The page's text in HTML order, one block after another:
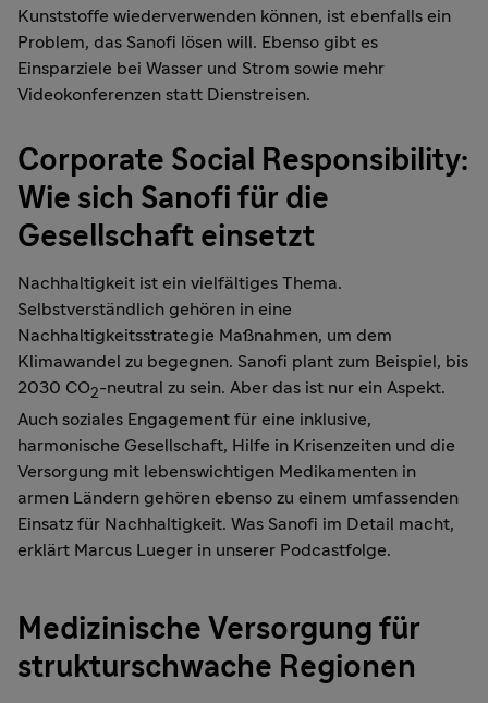
Kunststoffe wiederverwenden können, ist ebenfalls ein
Problem, das Sanofi lösen will. Ebenso gibt es
Einsparziele bei Wasser und Strom sowie mehr
Videokonferenzen statt Dienstreisen.
Corporate Social Responsibility:
Wie sich Sanofi für die
Gesellschaft einsetzt
Nachhaltigkeit ist ein vielfältiges Thema.
Selbstverständlich gehören in eine
Nachhaltigkeitsstrategie Maßnahmen, um dem
Klimawandel zu begegnen. Sanofi plant zum Beispiel, bis
2030 CO2-neutral zu sein. Aber das ist nur ein Aspekt.
Auch soziales Engagement für eine inklusive,
harmonische Gesellschaft, Hilfe in Krisenzeiten und die
Versorgung mit lebenswichtigen Medikamenten in
armen Ländern gehören ebenso zu einem umfassenden
Einsatz für Nachhaltigkeit. Was Sanofi im Detail macht,
erklärt Marcus Lueger in unserer Podcastfolge.
Medizinische Versorgung für
strukturschwache Regionen